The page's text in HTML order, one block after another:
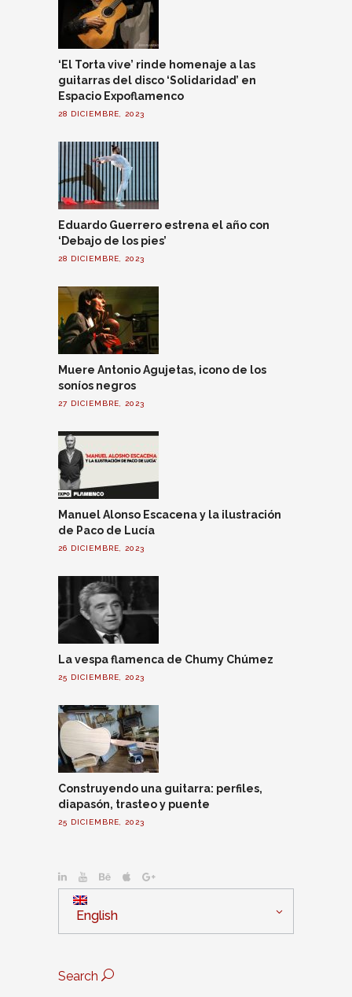
‘El Torta vive’ rinde homenaje a las
guitarras del disco ‘Solidaridad’ en
Espacio Expoflamenco
28 DICIEMBRE, 2023
Eduardo Guerrero estrena el año con
‘Debajo de los pies’
28 DICIEMBRE, 2023
Muere Antonio Agujetas, icono de los
soníos negros
27 DICIEMBRE, 2023
Manuel Alonso Escacena y la ilustración
de Paco de Lucía
26 DICIEMBRE, 2023
La vespa flamenca de Chumy Chúmez
25 DICIEMBRE, 2023
Construyendo una guitarra: perfiles,
diapasón, trasteo y puente
25 DICIEMBRE, 2023
English
Search